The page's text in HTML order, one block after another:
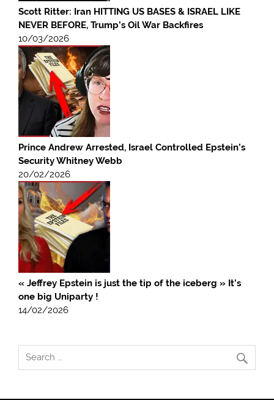
Scott Ritter: Iran HITTING US BASES & ISRAEL LIKE
NEVER BEFORE, Trump’s Oil War Backfires
10/03/2026
Prince Andrew Arrested, Israel Controlled Epstein’s
Security Whitney Webb
20/02/2026
« Jeffrey Epstein is just the tip of the iceberg » It’s
one big Uniparty !
14/02/2026